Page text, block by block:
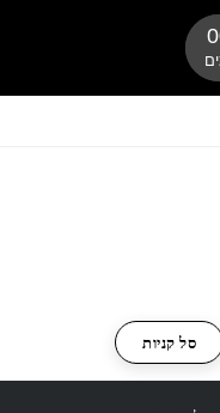
סל קניות